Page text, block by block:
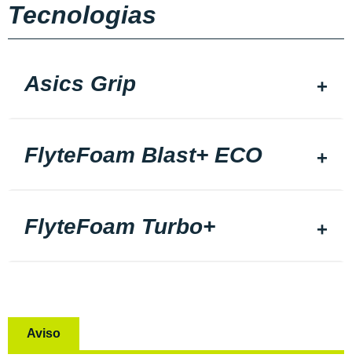
Tecnologias
Asics Grip
FlyteFoam Blast+ ECO
FlyteFoam Turbo+
Aviso